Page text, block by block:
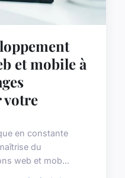
et mobile à
votre
en constante
du
web et mob...